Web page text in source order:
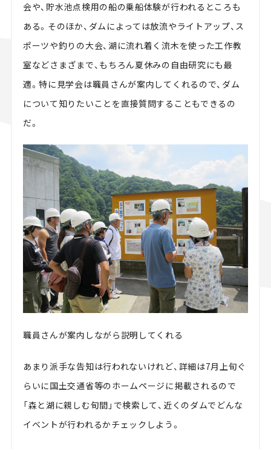
会や、貯水池点検用の船の乗船体験が行われるところも
ある。そのほか、ダムによっては放流やライトアップ、ス
ポーツや釣りの大会、湖に流れ着く流木を使った工作教
室などさまざまで、もちろん夏休みの自由研究にも最
適。特に見学会は職員さんが案内してくれるので、ダム
について知りたいことを直接質問することもできるの
だ。
職員さんが案内しながら説明してくれる
あまり派手な告知は行われないけれど、詳細は7月上旬ぐ
らいに国土交通省等のホームページに掲載されるので
「森と湖に親しむ旬間」で検索して、近くのダムでどんな
イベントが行われるかチェックしよう。